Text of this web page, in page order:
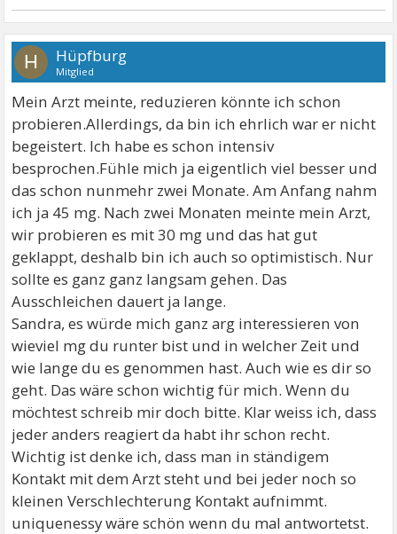
H Hüpfburg
Mitglied
Mein Arzt meinte, reduzieren könnte ich schon
probieren.Allerdings, da bin ich ehrlich war er nicht
begeistert. Ich habe es schon intensiv
besprochen.Fühle mich ja eigentlich viel besser und
das schon nunmehr zwei Monate. Am Anfang nahm
ich ja 45 mg. Nach zwei Monaten meinte mein Arzt,
wir probieren es mit 30 mg und das hat gut
geklappt, deshalb bin ich auch so optimistisch. Nur
sollte es ganz ganz langsam gehen. Das
Ausschleichen dauert ja lange.
Sandra, es würde mich ganz arg interessieren von
wieviel mg du runter bist und in welcher Zeit und
wie lange du es genommen hast. Auch wie es dir so
geht. Das wäre schon wichtig für mich. Wenn du
möchtest schreib mir doch bitte. Klar weiss ich, dass
jeder anders reagiert da habt ihr schon recht.
Wichtig ist denke ich, dass man in ständigem
Kontakt mit dem Arzt steht und bei jeder noch so
kleinen Verschlechterung Kontakt aufnimmt.
uniquenessy wäre schön wenn du mal antwortetst.